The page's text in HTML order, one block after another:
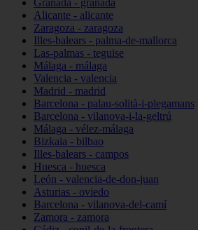
Granada - granada
Alicante - alicante
Zaragoza - zaragoza
Illes-balears - palma-de-mallorca
Las-palmas - teguise
Málaga - málaga
Valencia - valencia
Madrid - madrid
Barcelona - palau-solità-i-plegamans
Barcelona - vilanova-i-la-geltrú
Málaga - vélez-málaga
Bizkaia - bilbao
Illes-balears - campos
Huesca - huesca
León - valencia-de-don-juan
Asturias - oviedo
Barcelona - vilanova-del-camí
Zamora - zamora